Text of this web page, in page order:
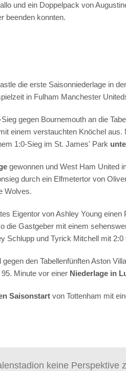
und ein Doppelpack von
beenden konnten.
die erste Saisonniederlage in der
in Fulham Manchester
gegen Bournemouth an die
einem verstauchten Knöchel
1:0-Sieg im St. James' Park
gewonnen und West Ham United
durch ein Elfmetertor von
Wolves.
Eigentor von Ashley Young
die Gastgeber mit einem
Schlupp und Tyrick Mitchell mit 2:0
den Tabellenfünften Aston
Minute vor einer Niederlage in
Saisonstart von Tottenham mit
keine Perspektive